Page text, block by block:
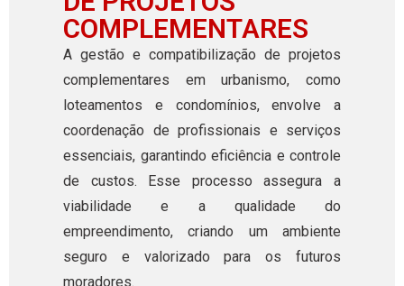
COMPLEMENTARES
A gestão e compatibilização de projetos
complementares em urbanismo, como
loteamentos e condomínios, envolve a
coordenação de profissionais e serviços
essenciais, garantindo eficiência e controle
de custos. Esse processo assegura a
viabilidade e a qualidade do
empreendimento, criando um ambiente
seguro e valorizado para os futuros
moradores.